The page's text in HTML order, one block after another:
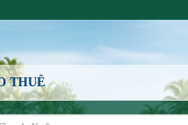
THUÊ